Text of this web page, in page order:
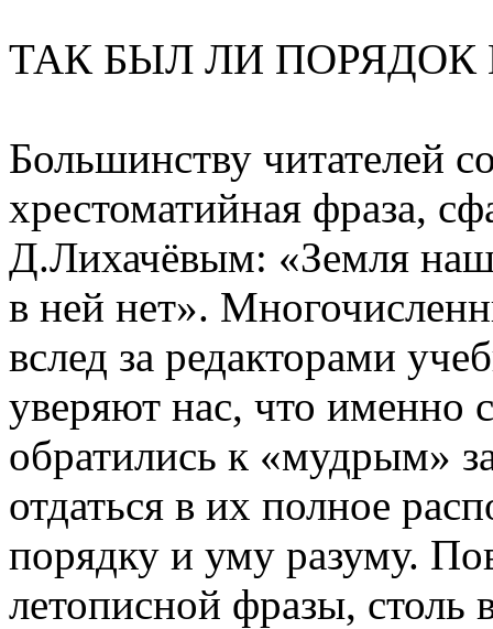
ТАК БЫЛ ЛИ ПОРЯДОК
Большинству читателей
хрестоматийная фраза,
Д.Лихачёвым: «Земля
в ней нет».
вслед за редакторами
уверяют нас, что именно
обратились к «мудрым»
отдаться в их полное
порядку и уму разуму.
летописной фразы, столь